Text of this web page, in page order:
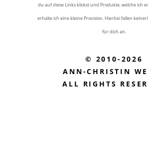
du auf diese Links klickst und Produkte, welche ich
erhalte ich eine kleine Provision. Hierbei fallen
für dich an.
© 2010-2026
ANN-CHRISTIN
ALL RIGHTS